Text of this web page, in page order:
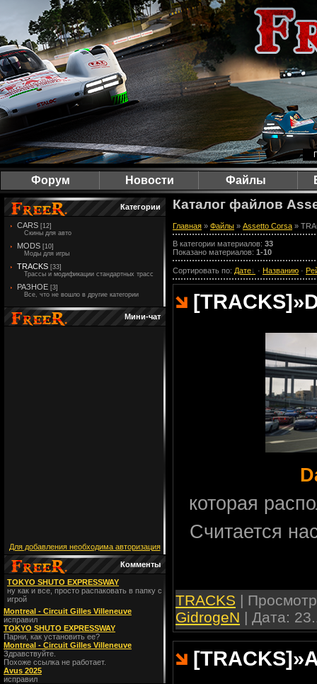
Форум Новости Файлы
Категории
CARS [12]
Скины для авто
MODS [10]
Моды для игры
TRACKS [33]
Трассы и модификации стандартных трасс
РАЗНОЕ [3]
Все, что не вошло в другие категории
Мини-чат
Для добавления необходима авторизация
Комменты
TOKYO SHUTO EXPRESSWAY
ну как и все, просто распаковать в папку с
игрой
Montreal - Circuit Gilles Villeneuve
исправил
TOKYO SHUTO EXPRESSWAY
Парни, как установить ее?
Montreal - Circuit Gilles Villeneuve
Здравствуйте.
Похоже ссылка не работает.
Avus 2025
исправил
Каталог файлов
Главная » Файлы » Assetto Corsa »
В категории материалов: 33
Показано материалов: 1-10
Сортировать по: Дате · Названию ·
[TRACKS]»
которая
Считается
TRACKS |
GidrogeN | Дата:
[TRACKS]»